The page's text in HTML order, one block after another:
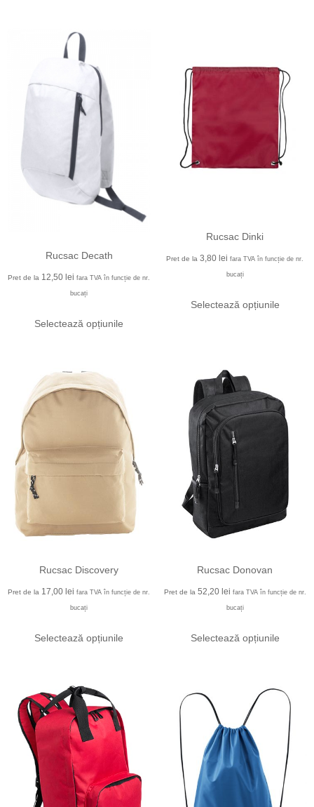
Rucsac Decath
Pret de la 12,50lei fara TVA în funcție de nr.
bucați
Selectează opțiunile
Rucsac Dinki
Pret de la3,80lei fara TVA în funcție de nr.
bucați
Selectează opțiunile
Rucsac Discovery
Pret de la 17,00 lei fara TVA în funcție de nr.
bucați
Selectează opțiunile
Rucsac Donovan
Pret de la 52,20 lei fara TVA în funcție de nr.
bucați
Selectează opțiunile